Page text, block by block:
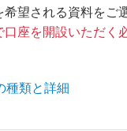
望される資料をご
座を開設いただ
種類と詳細